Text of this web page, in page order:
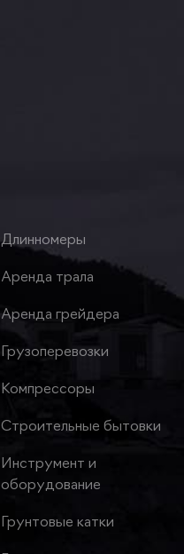
Длинномеры
Аренда трала
Аренда грейдера
Грузоперевозки
Компрессоры
Строительные бытовки
Инструмент и
оборудование
Грунтовые катки